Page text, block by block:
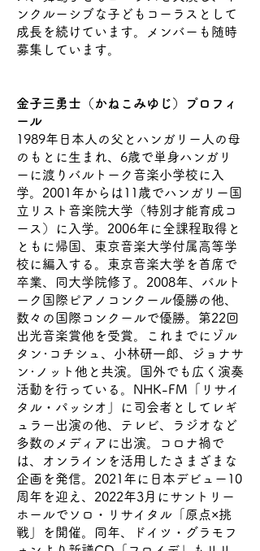
ンクルーシブな子どもコーラスとして
成長を続けています。メンバーも随時
募集しています。
金子三勇士（かねこみゆじ）プロフィ
ール
1989年日本人の父とハンガリー人の母
のもとに生まれ、6歳で単身ハンガリ
ーに渡りバルトーク音楽小学校に入
学。2001年からは11歳でハンガリー国
立リスト音楽院大学（特別才能育成コ
ース）に入学。2006年に全課程取得と
ともに帰国、東京音楽大学付属高等学
校に編入する。東京音楽大学を首席で
卒業、同大学院修了。2008年、バルト
ーク国際ピアノコンクール優勝の他、
数々の国際コンクールで優勝。第22回
出光音楽賞他を受賞。これまでにゾル
タン･コチシュ、小林研一郎、ジョナサ
ン･ノット他と共演。国外でも広く演奏
活動を行っている。NHK-FM「リサイ
タル・パッシオ」に司会者としてレギ
ュラー出演の他、テレビ、ラジオなど
多数のメディアに出演。コロナ禍で
は、オンラインを活用したさまざまな
企画を発信。2021年に日本デビュー10
周年を迎え、2022年3月にサントリー
ホールでソロ・リサイタル「原点×挑
戦」を開催。同年、ドイツ・グラモフ